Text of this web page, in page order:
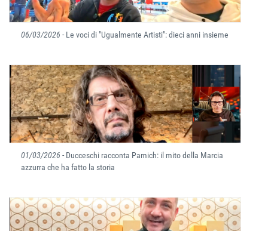
06/03/2026 - Le voci di "Ugualmente Artisti": dieci anni insieme
01/03/2026 - Ducceschi racconta Pamich: il mito della Marcia
azzurra che ha fatto la storia